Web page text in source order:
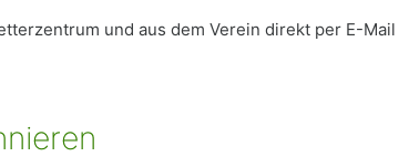
und aus dem Verein direkt per E-Mail